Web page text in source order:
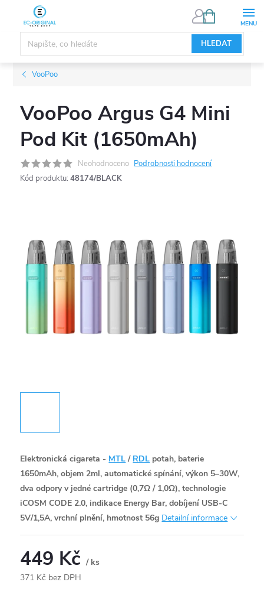
obsah
HLEDAT
NÁKUPNÍ
VooPoo
VooPoo Argus G4 Mini
Pod Kit (1650mAh)
Neohodnoceno Podrobnosti hodnocení
Kód produktu: 48174/BLACK
Elektronická cigareta - MTL / RDL potah, baterie
1650mAh, objem 2ml, automatické spínání, výkon 5–30W,
dva odpory v jedné cartridge (0,7Ω / 1,0Ω), technologie
iCOSM CODE 2.0, indikace Energy Bar, dobíjení USB-C
5V/1,5A, vrchní plnění, hmotnost 56g Detailní informace
449 Kč/ ks
371 Kč bez DPH